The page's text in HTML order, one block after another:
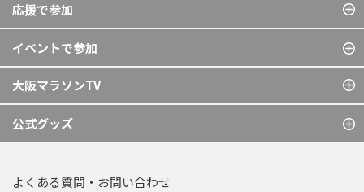
応援で参加
イベントで参加
大阪マラソンTV
公式グッズ
よくある質問・お問い合わせ